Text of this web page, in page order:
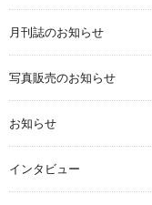
月刊誌のお知らせ
写真販売のお知らせ
お知らせ
インタビュー